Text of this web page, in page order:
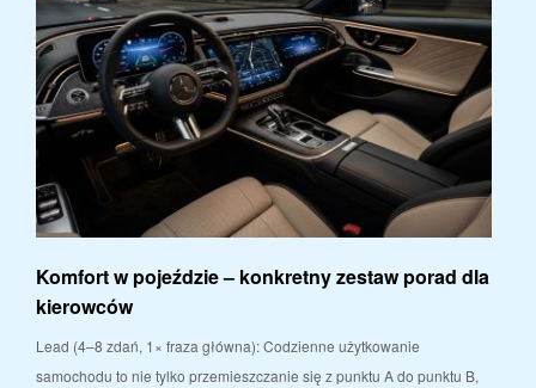
Komfort w pojeździe – konkretny zestaw porad dla
kierowców
Lead (4–8 zdań, 1× fraza główna): Codzienne użytkowanie
samochodu to nie tylko przemieszczanie się z punktu A do punktu B,